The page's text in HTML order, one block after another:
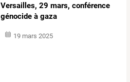
Versailles, 29 mars, conférence
génocide à gaza
19 mars 2025